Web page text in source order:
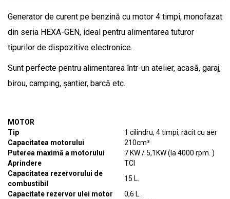
Generator de curent pe benzină cu motor 4 timpi, monofazat
din seria HEXA-GEN, ideal pentru alimentarea tuturor
tipurilor de dispozitive electronice.
Sunt perfecte pentru alimentarea într-un atelier, acasă, garaj,
birou, camping, șantier, barcă etc.
MOTOR
Tip
1 cilindru, 4 timpi, răcit cu aer
Capacitatea motorului
210cm³
Puterea maximă a motorului
7 KW / 5,1KW (la 4000 rpm. )
Aprindere
TCI
Capacitatea rezervorului de
combustibil
15 L.
Capacitate rezervor ulei motor
0,6 L.